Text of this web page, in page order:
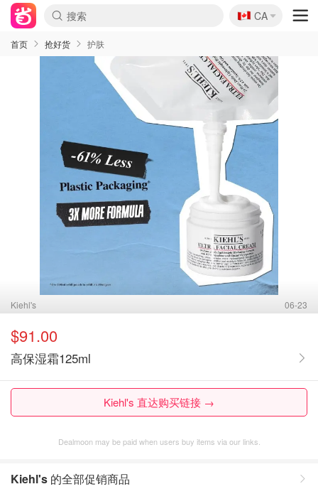
🇨🇦
CA
首页 抢好货 护肤
Kiehl's 06-23
$91.00
高保湿霜125ml
Kiehl's 直达购买链接 →
Dealmoon may be paid when users buy items via our links.
Kiehl's 的全部促销商品